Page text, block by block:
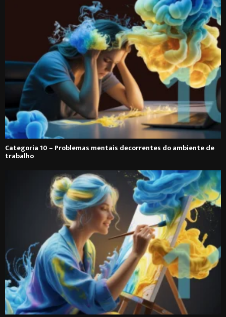
Categoria 10 – Problemas mentais decorrentes do ambiente de
trabalho